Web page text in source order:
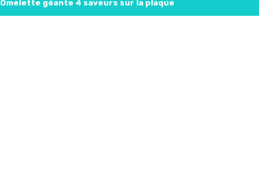
Omelette géante 4 saveurs sur la plaque